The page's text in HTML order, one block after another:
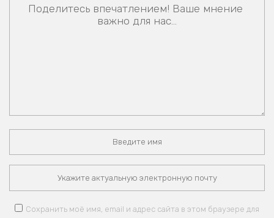
Сохранить моё имя, email и адрес сайта в этом браузере для